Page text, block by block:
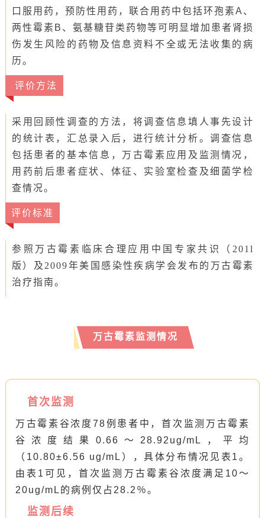
口服用药，预防性用药，联合用药中包括环孢素A、
两性霉素B、氨基糖苷类药物等可明显增加患者肾损
伤发生风险的药物及信息资料不全或无法收集的病
历。
评价方法
采用回顾性调查的方法，将调查信息填人事先设计
的统计表，汇总录入后，进行统计分析。调查信息
包括患者的基本信息，万古霉素应用及监测情况，
用药前后患者症状、体征、实验室检查及细菌学检
查情况。
评价标准
参照万古霉素临床合理应用中国专家共识（201l
版）及2009年美国感染性疾病学会发布的万古霉素
治疗指南。
万古霉素监测情况
首次监测
万古霉素谷浓度78例患者中，首次监测万古霉素
谷浓度结果0.66～28.92ug/mL，平均
（10.80±6.56 ug/mL），具体分布情况见表1。
由表1可见，首次监测万古霉素谷浓度满足10～
20ug/mL的病例仅占28.2％。
监测后续